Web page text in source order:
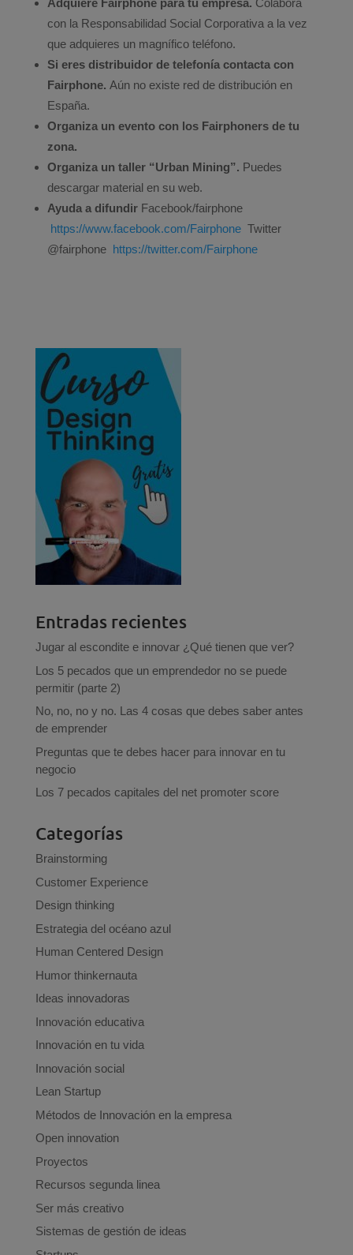
Adquiere Fairphone para tu empresa. Colabora
con la Responsabilidad Social Corporativa a la vez
que adquieres un magnífico teléfono.
Si eres distribuidor de telefonía contacta con
Fairphone. Aún no existe red de distribución en
España.
Organiza un evento con los Fairphoners de tu
zona.
Organiza un taller “Urban Mining”. Puedes
descargar material en su web.
Ayuda a difundir Facebook/fairphone
https://www.facebook.com/Fairphone Twitter
@fairphone https://twitter.com/Fairphone
Entradas recientes
Jugar al escondite e innovar ¿Qué tienen que ver?
Los 5 pecados que un emprendedor no se puede
permitir (parte 2)
No, no, no y no. Las 4 cosas que debes saber antes
de emprender
Preguntas que te debes hacer para innovar en tu
negocio
Los 7 pecados capitales del net promoter score
Categorías
Brainstorming
Customer Experience
Design thinking
Estrategia del océano azul
Human Centered Design
Humor thinkernauta
Ideas innovadoras
Innovación educativa
Innovación en tu vida
Innovación social
Lean Startup
Métodos de Innovación en la empresa
Open innovation
Proyectos
Recursos segunda linea
Ser más creativo
Sistemas de gestión de ideas